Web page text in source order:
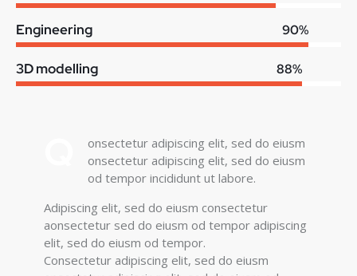
Engineering 90%
3D modelling 88%
onsectetur adipiscing elit, sed do eiusm
onsectetur adipiscing elit, sed do eiusm
od tempor incididunt ut labore.
Adipiscing elit, sed do eiusm consectetur
aonsectetur sed do eiusm od tempor adipiscing
elit, sed do eiusm od tempor.
Consectetur adipiscing elit, sed do eiusm